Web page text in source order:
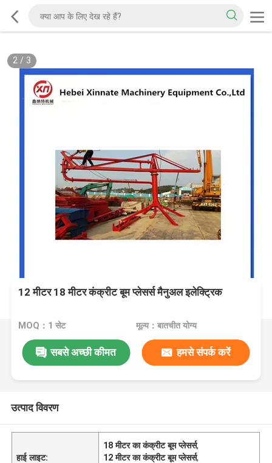
2/ 3
12 मीटर 18 मीटर कंक्रीट बूम प्लेसर्स मैनुअल इलेक्ट्रिक
MOQ：1 सेट मूल्य：बातचीत योग्य
सबसे अच्छी कीमत हमसे संपर्क करें
उत्पाद विवरण
हाई लाइट:
18 मीटर का कंक्रीट बूम प्लेसर्स,
12 मीटर का कंक्रीट बूम प्लेसर्स,